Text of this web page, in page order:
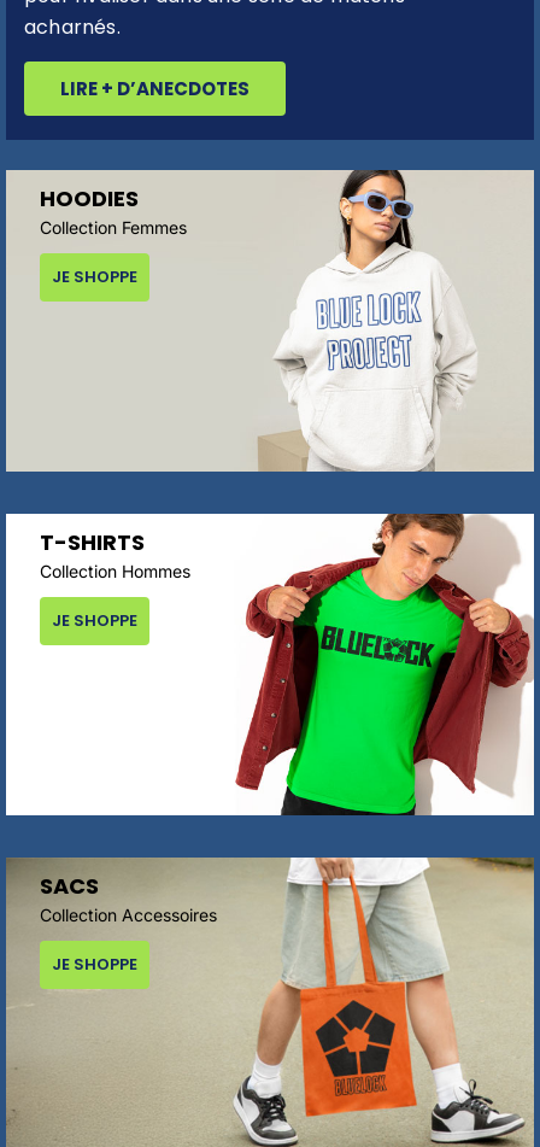
acharnés.
LIRE + D’ANECDOTES
HOODIES
Collection Femmes
JE SHOPPE
T-SHIRTS
Collection Hommes
JE SHOPPE
SACS
Collection Accessoires
JE SHOPPE